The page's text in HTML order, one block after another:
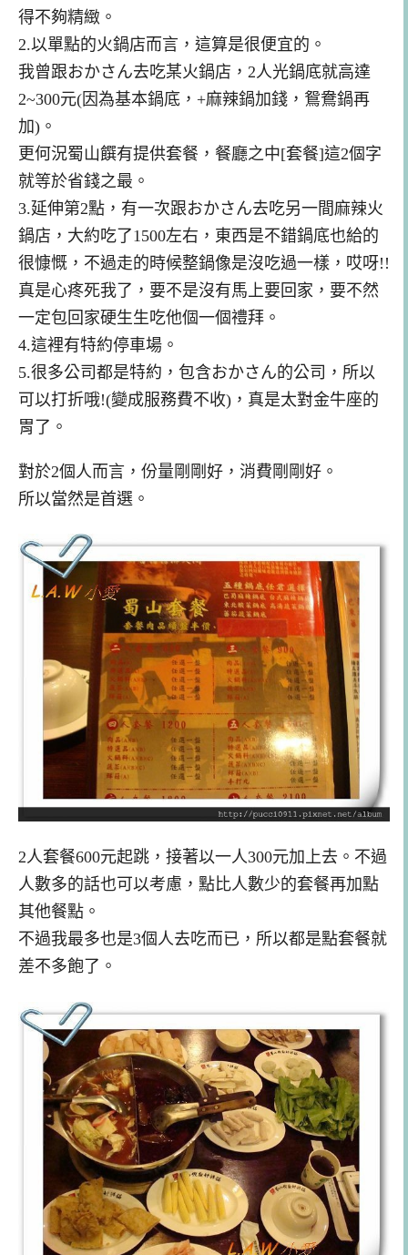
得不夠精緻。
2.以單點的火鍋店而言，這算是很便宜的。
我曾跟おかさん去吃某火鍋店，2人光鍋底就高達
2~300元(因為基本鍋底，+麻辣鍋加錢，鴛鴦鍋再
加)。
更何況蜀山饌有提供套餐，餐廳之中[套餐]這2個字
就等於省錢之最。
3.延伸第2點，有一次跟おかさん去吃另一間麻辣火
鍋店，大約吃了1500左右，東西是不錯鍋底也給的
很慷慨，不過走的時候整鍋像是沒吃過一樣，哎呀!!
真是心疼死我了，要不是沒有馬上要回家，要不然
一定包回家硬生生吃他個一個禮拜。
4.這裡有特約停車場。
5.很多公司都是特約，包含おかさん的公司，所以
可以打折哦!(變成服務費不收)，真是太對金牛座的
胃了。
對於2個人而言，份量剛剛好，消費剛剛好。
所以當然是首選。
2人套餐600元起跳，接著以一人300元加上去。不過
人數多的話也可以考慮，點比人數少的套餐再加點
其他餐點。
不過我最多也是3個人去吃而已，所以都是點套餐就
差不多飽了。